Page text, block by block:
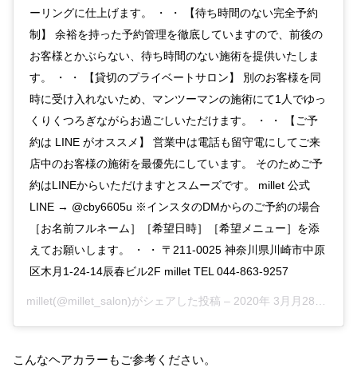
ーリングに仕上げます。 ・ ・ 【待ち時間のない完全予約
制】 余裕を持った予約管理を徹底していますので、前後の
お客様とかぶらない、待ち時間のない施術を提供いたしま
す。 ・ ・ 【貸切のプライベートサロン】 別のお客様を同
時に受け入れないため、マンツーマンの施術にて1人でゆっ
くりくつろぎながらお過ごしいただけます。 ・ ・ 【ご予
約は LINE がオススメ】 営業中は電話も留守電にしてご来
店中のお客様の施術を最優先にしています。 そのためご予
約はLINEからいただけますとスムーズです。 millet 公式
LINE → @cby6605u ※インスタのDMからのご予約の場合
［お名前フルネーム］［希望日時］［希望メニュー］を添
えてお願いします。 ・ ・ 〒211-0025 神奈川県川崎市中原
区木月1-24-14辰春ビル2F millet TEL 044-863-9257
millet(@millet_salon)がシェアした投稿 – 2020年 3月月28日午前12時51分PDT
こんなヘアカラーもご参考ください。